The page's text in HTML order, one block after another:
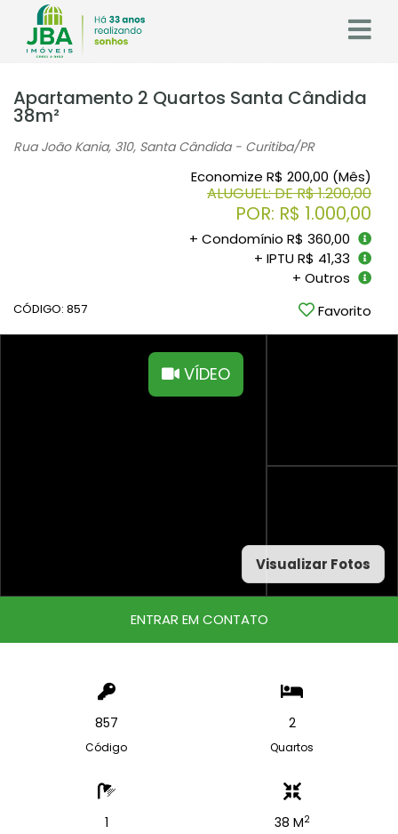
Apartamento 2 Quartos Santa Cândida
38m²
Rua João Kania, 310, Santa Cândida - Curitiba/PR
Economize R$ 200,00 (Mês)
ALUGUEL: DE R$ 1.200,00
POR: R$ 1.000,00
+ Condomínio R$ 360,00
+ IPTU R$ 41,33
+ Outros
CÓDIGO: 857 Favorito
Visualizar Fotos
VÍDEO
ENTRAR EM CONTATO
857
Código
2
Quartos
1 38 M2